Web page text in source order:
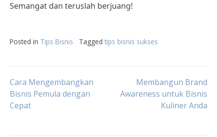
Semangat dan teruslah berjuang!
Posted in Tips Bisnis Tagged tips bisnis sukses
Post
navigation
Cara Mengembangkan
Bisnis Pemula dengan
Cepat
Membangun Brand
Awareness untuk Bisnis
Kuliner Anda